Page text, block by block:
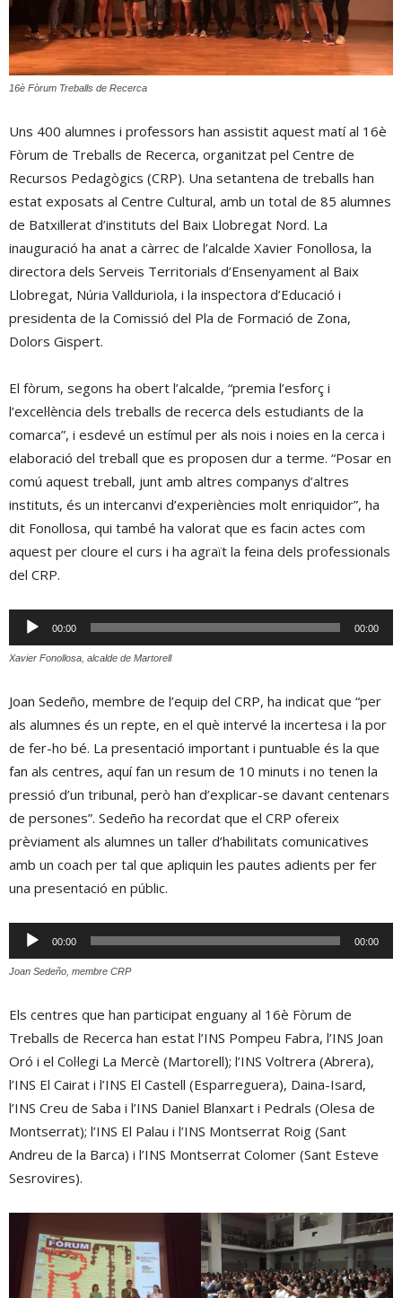
16è Fòrum Treballs de Recerca
Uns 400 alumnes i professors han assistit aquest matí al 16è
Fòrum de Treballs de Recerca, organitzat pel Centre de
Recursos Pedagògics (CRP). Una setantena de treballs han
estat exposats al Centre Cultural, amb un total de 85 alumnes
de Batxillerat d’instituts del Baix Llobregat Nord. La
inauguració ha anat a càrrec de l’alcalde Xavier Fonollosa, la
directora dels Serveis Territorials d’Ensenyament al Baix
Llobregat, Núria Vallduriola, i la inspectora d’Educació i
presidenta de la Comissió del Pla de Formació de Zona,
Dolors Gispert.
El fòrum, segons ha obert l’alcalde, “premia l’esforç i
l’excel·lència dels treballs de recerca dels estudiants de la
comarca”, i esdevé un estímul per als nois i noies en la cerca i
elaboració del treball que es proposen dur a terme. “Posar en
comú aquest treball, junt amb altres companys d’altres
instituts, és un intercanvi d’experiències molt enriquidor”, ha
dit Fonollosa, qui també ha valorat que es facin actes com
aquest per cloure el curs i ha agraït la feina dels professionals
del CRP.
Reproductor
d'àudio
00:00 00:00
Xavier Fonollosa, alcalde de Martorell
Joan Sedeño, membre de l’equip del CRP, ha indicat que “per
als alumnes és un repte, en el què intervé la incertesa i la por
de fer-ho bé. La presentació important i puntuable és la que
fan als centres, aquí fan un resum de 10 minuts i no tenen la
pressió d’un tribunal, però han d’explicar-se davant centenars
de persones”. Sedeño ha recordat que el CRP ofereix
prèviament als alumnes un taller d’habilitats comunicatives
amb un coach per tal que apliquin les pautes adients per fer
una presentació en públic.
Reproductor
d'àudio
00:00 00:00
Joan Sedeño, membre CRP
Els centres que han participat enguany al 16è Fòrum de
Treballs de Recerca han estat l’INS Pompeu Fabra, l’INS Joan
Oró i el Col·legi La Mercè (Martorell); l’INS Voltrera (Abrera),
l’INS El Cairat i l’INS El Castell (Esparreguera), Daina-Isard,
l’INS Creu de Saba i l’INS Daniel Blanxart i Pedrals (Olesa de
Montserrat); l’INS El Palau i l’INS Montserrat Roig (Sant
Andreu de la Barca) i l’INS Montserrat Colomer (Sant Esteve
Sesrovires).